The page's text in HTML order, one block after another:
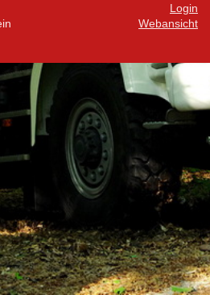
Login
Webansicht